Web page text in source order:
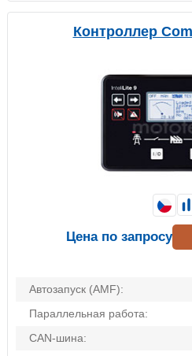
Контроллер
Автозапуск (AMF):
Параллельная работа:
CAN-шина:
Цена по запросу